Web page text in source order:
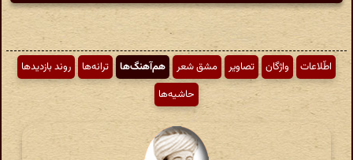
اطّلاعات واژگان تصاویر مشق شعر هم‌آهنگ‌ها ترانه‌ها
روند بازدیدها
حاشیه‌ها